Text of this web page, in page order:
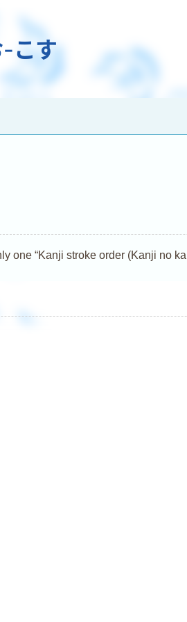
こす
one “Kanji stroke order (Kanji no